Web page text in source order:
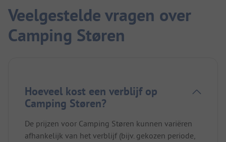
Veelgestelde vragen over
Camping Støren
Hoeveel kost een verblijf op
Camping Støren?
De prijzen voor Camping Støren kunnen variëren
afhankelijk van het verblijf (bijv. gekozen periode,